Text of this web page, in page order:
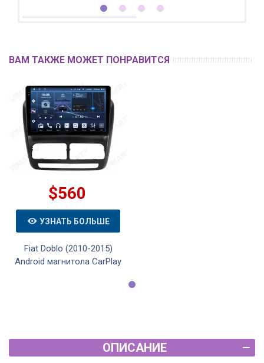
ВАМ ТАКЖЕ МОЖЕТ ПОНРАВИТСЯ
$560
УЗНАТЬ БОЛЬШЕ
Fiat Doblo (2010-2015)
Android магнитола CarPlay
ОПИСАНИЕ